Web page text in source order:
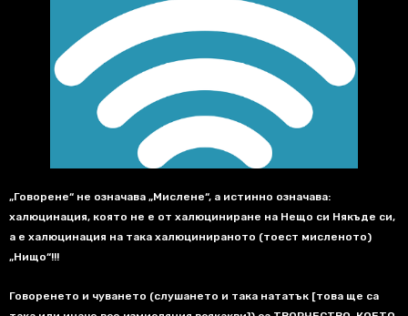
„Говорене“ не означава „Мислене“, а истинно означава:
халюцинация, която не е от халюциниране на Нещо си Някъде си,
а е халюцинация на така халюцинираното (тоест мисленото)
„Нищо“!!!
Говоренето и чуването (слушането и така нататък [това ще са